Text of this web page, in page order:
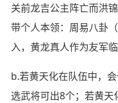
关前龙吉公主阵亡而洪
带个人本领：周易八卦
入，黄龙真人作为友军临
b.若黄天化在队伍中，
选武将可出8个；若黄